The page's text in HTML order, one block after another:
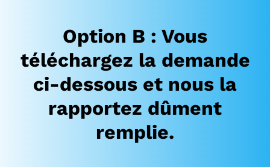
Option B : Vous
téléchargez la demande
ci-dessous et nous la
rapportez dûment
remplie.